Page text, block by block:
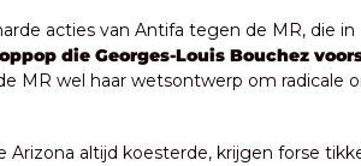
acties van Antifa tegen de MR, die in
die Georges-Louis Bouchez
MR wel haar wetsontwerp om radicale
Arizona altijd koesterde, krijgen forse